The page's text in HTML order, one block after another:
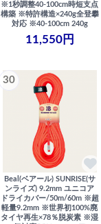
※1秒調整40-100cm時短支点
構築 ※特許構造×240g全登攀
対応 ※40-100cm 240g
11,550円
30
Beal(ベアール) SUNRISE(サ
ンライズ) 9.2mm ユニコア
ドライカバー/50m/60m ※超
軽量9.2mm ※世界初100%廃
タイヤ再生×78％脱炭素 ※湿